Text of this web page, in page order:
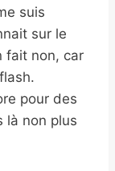
suis
sur le
fait non, car
pour des
là non plus